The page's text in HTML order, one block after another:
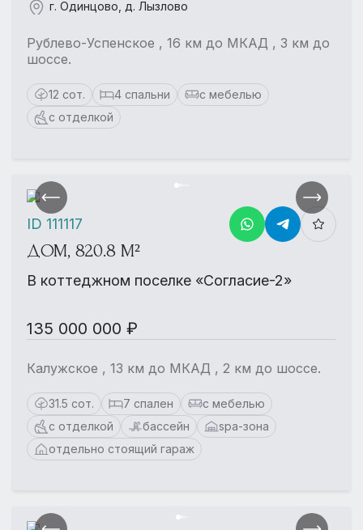
г. Одинцово, д. Лызлово
Рублево-Успенское , 16 км до МКАД , 3 км до
шоссе.
12 сот. 4 спальни
с мебелью
с отделкой
ДОМ, 820.8 М²
В коттеджном поселке «Согласие-2»
135 000 000 ₽
Калужское , 13 км до МКАД , 2 км до шоссе.
31.5 сот. 7 спален
с мебелью
с отделкой
бассейн
spa-зона
отдельно стоящий гараж
ID 111117